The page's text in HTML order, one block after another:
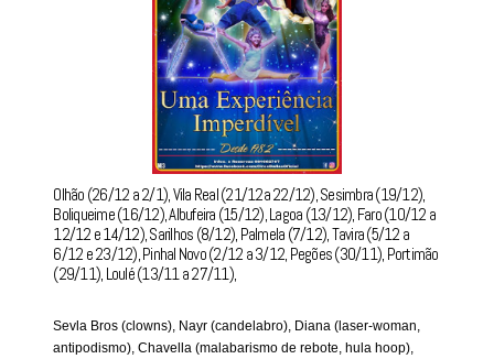
Olhão (26/12 a 2/1), Vila Real (21/12a 22/12), Sesimbra (19/12),
Boliqueime (16/12), Albufeira (15/12), Lagoa (13/12), Faro (10/12 a
12/12 e 14/12), Sarilhos (8/12), Palmela (7/12), Tavira (5/12 a
6/12 e 23/12), Pinhal Novo (2/12 a 3/12, Pegões (30/11), Portimão
(29/11), Loulé (13/11 a 27/11),
Sevla Bros (clowns), Nayr (candelabro), Diana (laser-woman,
antipodismo) , Chavella (malabarismo de rebote, hula hoop),